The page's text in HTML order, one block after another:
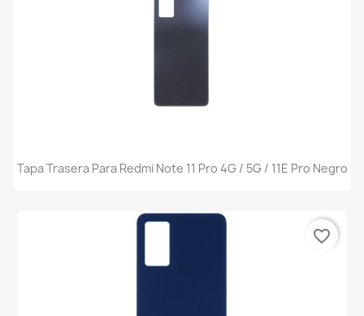
Tapa Trasera Para Redmi Note 11 Pro 4G / 5G / 11E Pro Negro
favorite_border